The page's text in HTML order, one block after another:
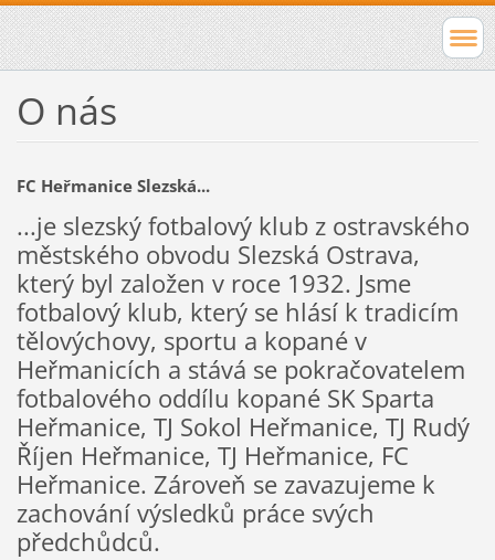
O nás
FC Heřmanice Slezská...
...je slezský fotbalový klub z ostravského
městského obvodu Slezská Ostrava,
který byl založen v roce 1932. Jsme
fotbalový klub, který se hlásí k tradicím
tělovýchovy, sportu a kopané v
Heřmanicích a stává se pokračovatelem
fotbalového oddílu kopané SK Sparta
Heřmanice, TJ Sokol Heřmanice, TJ Rudý
Říjen Heřmanice, TJ Heřmanice, FC
Heřmanice. Zároveň se zavazujeme k
zachování výsledků práce svých
předchůdců.